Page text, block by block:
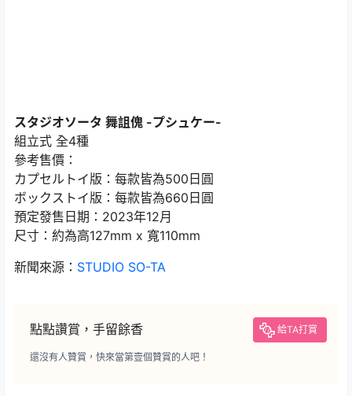
スタジオソータ 舞詛傀 -プシュケー-
組立式 全4種
參考售價：
カプセルトイ版：每款皆為500日圓
ボックストイ版：每款皆為660日圓
預定發售日期：2023年12月
尺寸：約為高127mm x 寬110mm
新聞來源： STUDIO SO-TA
點點讚賞，手留餘香 給TA打賞
還沒有人贊賞，快來當第壹個贊賞的人吧！